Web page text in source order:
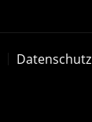
Datenschutz